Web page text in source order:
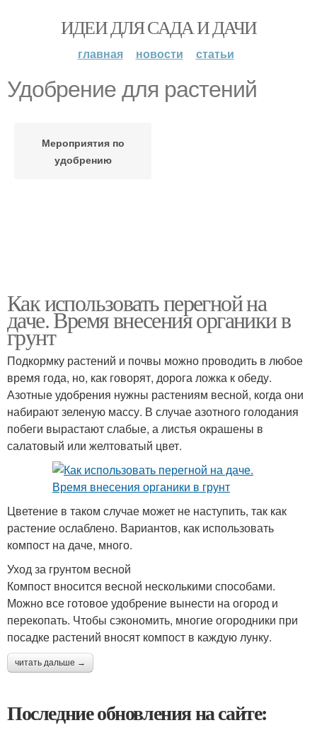
ИДЕИ ДЛЯ САДА И ДАЧИ
главная новости статьи
Удобрение для растений
Мероприятия по
удобрению
Как использовать перегной на
даче. Время внесения органики в
грунт
Подкормку растений и почвы можно проводить в любое
время года, но, как говорят, дорога ложка к обеду.
Азотные удобрения нужны растениям весной, когда они
набирают зеленую массу. В случае азотного голодания
побеги вырастают слабые, а листья окрашены в
салатовый или желтоватый цвет.
Цветение в таком случае может не наступить, так как
растение ослаблено. Вариантов, как использовать
компост на даче, много.
Уход за грунтом весной
Компост вносится весной несколькими способами.
Можно все готовое удобрение вынести на огород и
перекопать. Чтобы сэкономить, многие огородники при
посадке растений вносят компост в каждую лунку.
читать дальше →
Последние обновления на сайте: